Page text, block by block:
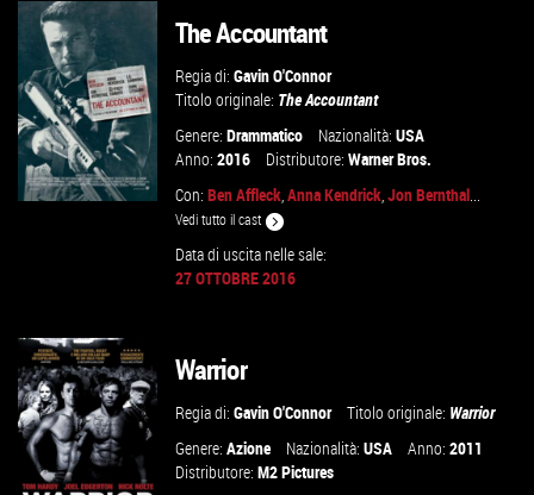
VAI ALLA SCHEDA
VAI ALLA SCHEDA
The Accountant
Regia di:Gavin O'Connor
Titolo originale: The Accountant
Genere:Drammatico Nazionalità:USA
Anno:2016 Distributore:Warner Bros.
Con:Ben Affleck,Anna Kendrick,Jon Bernthal...
Vedi tutto il cast
Data di uscita nelle sale:
27 OTTOBRE 2016
Warrior
Regia di:Gavin O'Connor Titolo originale: Warrior
Genere:Azione Nazionalità:USA Anno:2011
Distributore:M2 Pictures